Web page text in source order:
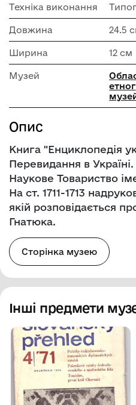
Техніка виконання
Довжина 24.5
Ширина 12 см
Музей
Опис
Книга "Енциклопедія
Перевидання в Україні.
Наукове Товариство
На ст. 1711-1713
якій розповідається
Гнатюка.
Сторінка музею
Інші предмети